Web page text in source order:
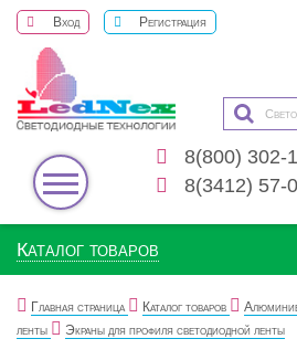
Вход Регистрация
8(800) 302-
8(3412) 57-
Каталог товаров
Главная страница Каталог товаров
ленты
Экраны для профиля светодиодной ленты